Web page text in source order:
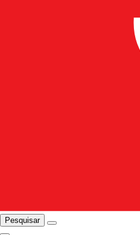
Pesquisar